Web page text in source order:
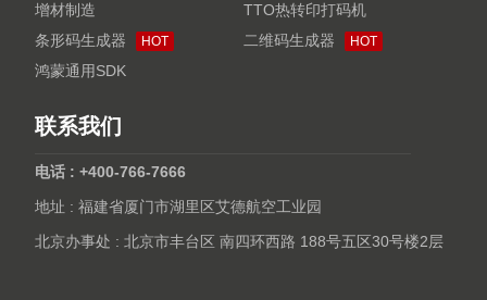
增材制造
TTO热转印打码机
条形码生成器
HOT 二维码生成器 HOT
鸿蒙通用SDK
联系我们
电话 : +400-766-7666
地址 : 福建省厦门市湖里区艾德航空工业园
北京办事处 : 北京市丰台区 南四环西路 188号五区30号楼2层